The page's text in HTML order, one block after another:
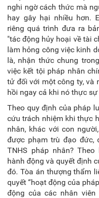
nghi ngờ cách thức mà
hay gây hại nhiều hơn.
riêng quá trình đưa ra
"tác động hủy hoại về tài
làm hỏng công việc kinh
là, nhận thức chung
việc kết tội pháp nhân
tử đối với một công ty, và
hồi ngay cả khi nó thực
Theo quy định của pháp
cứu trách nhiệm khi thực
nhân, khác với con
được phạm trù đạo đức,
TNHS pháp nhân?
hành động và quyết định
đó. Tòa án thượng thẩm
quyết “hoạt động của
động của các nhân